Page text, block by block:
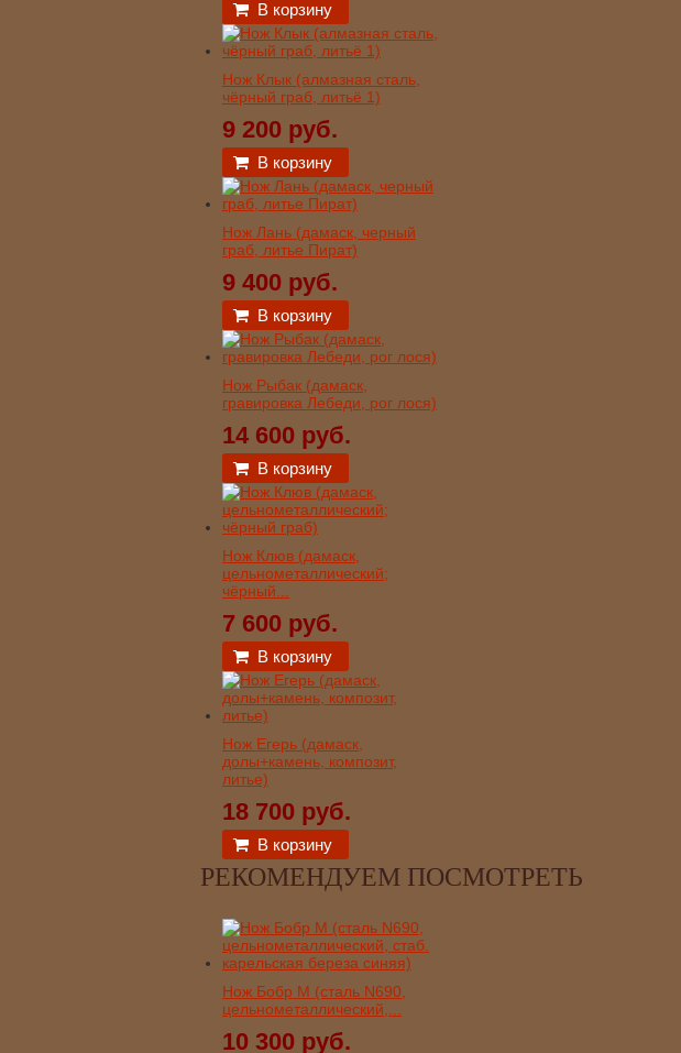
В корзину
Нож Клык (алмазная сталь,
чёрный граб, литьё 1)
9 200 руб.
В корзину
Нож Лань (дамаск, черный
граб, литье Пират)
9 400 руб.
В корзину
Нож Рыбак (дамаск,
гравировка Лебеди, рог лося)
14 600 руб.
В корзину
Нож Клюв (дамаск,
цельнометаллический;
чёрный...
7 600 руб.
В корзину
Нож Егерь (дамаск,
долы+камень, композит,
литье)
18 700 руб.
В корзину
РЕКОМЕНДУЕМ ПОСМОТРЕТЬ
Нож Бобр М (сталь N690,
цельнометаллический,...
10 300 руб.